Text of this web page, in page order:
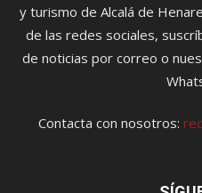
y turismo de Alcalá de
de las redes sociales,
de noticias por correo o
Contacta con nosotros: